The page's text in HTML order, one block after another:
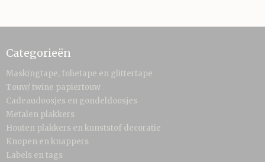
Categorieën
Maskingtape, folietape en glittertape
Touw/ twine papiertouw
Cadeaudoosjes en gondeldoosjes
Metalen plakkers
Houten plakkers en kunststof decoratie
Knopen en knappers
Labels en tags